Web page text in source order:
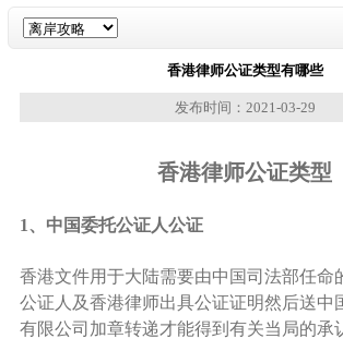
香港律师公证类型有哪些
发布时间：2021-03-29
香港律师公证类型
1、中国委托公证人公证
香港文件用于大陆需要由中国司法部任命
公证人及香港律师出具公证证明然后送中
有限公司加章转递才能得到有关当局的承